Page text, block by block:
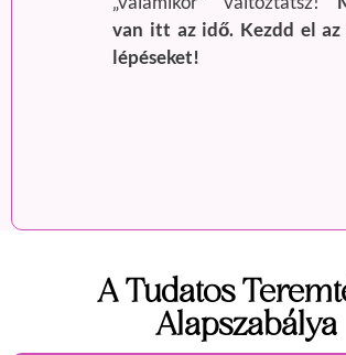
van itt az idő. Kezdd el az
lépéseket!
A Tudatos
Alapszabálya